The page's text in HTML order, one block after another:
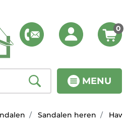
MENU
0
Sandalen heren